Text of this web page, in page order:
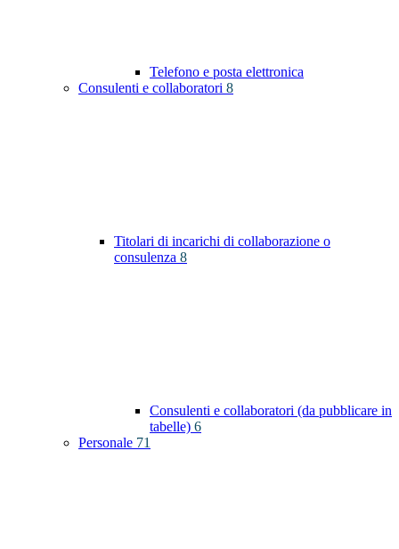
Telefono e posta elettronica
Consulenti e collaboratori 8
Titolari di incarichi di collaborazione o
consulenza 8
Consulenti e collaboratori (da pubblicare in
tabelle) 6
Personale 71